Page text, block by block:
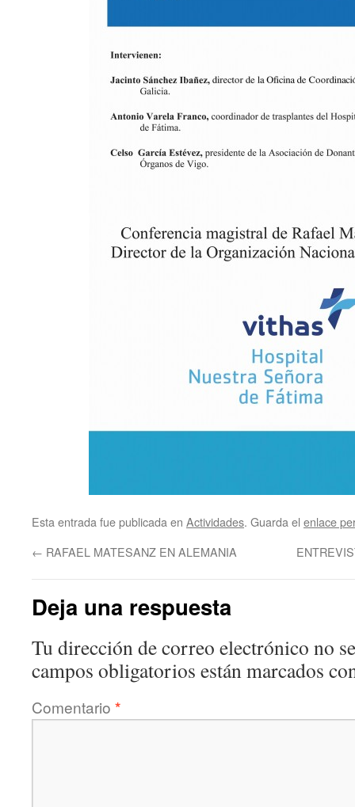
Esta entrada fue publicada en Actividades. Guarda el enlace
← RAFAEL MATESANZ EN ALEMANIA
Deja una respuesta
Tu dirección de correo electrónico no
campos obligatorios están marcados
Comentario *